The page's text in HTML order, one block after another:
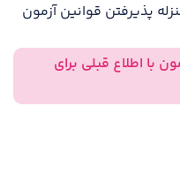
پذیرفتن قوانین آزمون
با اطلاع قبلی برای